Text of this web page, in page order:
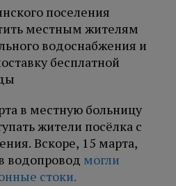
поселения
местным жителям
водоснабжения и
бесплатной
в местную больницу
жители посёлка с
Вскоре, 15 марта,
водопровод могли
стоки.